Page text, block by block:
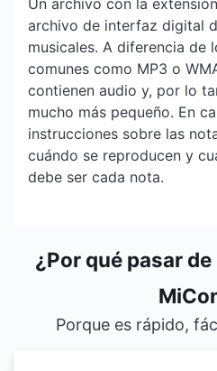
Un archivo con la
archivo de interfaz digital
musicales. A diferencia de
comunes como MP3 o
contienen audio y, por lo
mucho más pequeño. En
instrucciones sobre las
cuándo se reproducen y
debe ser cada nota.
¿Por qué pasar
Porque es rápido,